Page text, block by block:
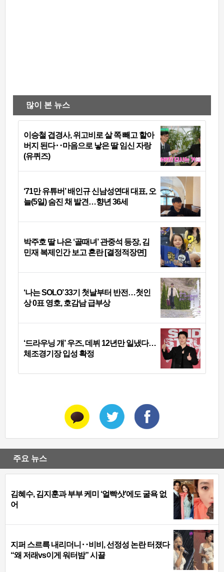
많이 본 뉴스
이승철 겹경사, 위고비로 살 쪽 빼고 할아
버지 된다‥마음으로 낳은 딸 임신 자랑
(유퀴즈)
‘71만 유튜버’ 배인규 신남성연대 대표, 오
늘(5일) 숨진 채 발견…향년 36세
박주호 딸 나은 ‘골때녀’ 관중석 등장, 김
민재 복제인간 보고 혼란 [결정적장면]
‘나는 SOLO’ 33기 첫날부터 반전…첫인
상 0표 영호, 호감남 급부상
‘드라우닝 걔’ 우즈, 데뷔 12년만 일냈다…
체조경기장 입성 확정
주요 뉴스
김혜수, 김지훈과 부부 케미 ‘얼빡샷’에도 굴욕 없
어
지퍼 스르륵 내리더니‥비비, 선정성 논란 터졌다
“왜 저래vs이게 워터밤” 시끌